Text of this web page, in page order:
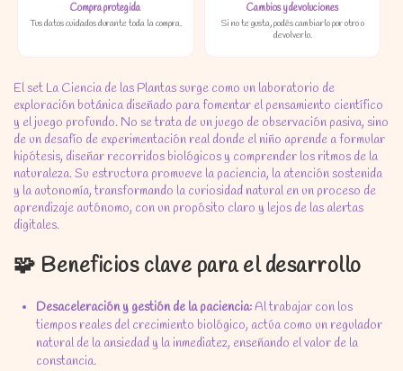
Compra protegida
Tus datos cuidados durante toda la compra.
Cambios y devoluciones
Si no te gusta, podés cambiarlo por otro o
devolverlo.
El set La Ciencia de las Plantas surge como un laboratorio de
exploración botánica diseñado para fomentar el pensamiento científico
y el juego profundo. No se trata de un juego de observación pasiva, sino
de un desafío de experimentación real donde el niño aprende a formular
hipótesis, diseñar recorridos biológicos y comprender los ritmos de la
naturaleza. Su estructura promueve la paciencia, la atención sostenida
y la autonomía, transformando la curiosidad natural en un proceso de
aprendizaje autónomo, con un propósito claro y lejos de las alertas
digitales.
🧩 Beneficios clave para el desarrollo
Desaceleración y gestión de la paciencia:Al trabajar con los
tiempos reales del crecimiento biológico, actúa como un regulador
natural de la ansiedad y la inmediatez, enseñando el valor de la
constancia.